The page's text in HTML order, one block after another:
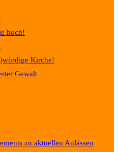
hoch!
Kirche!
Gewalt
zu aktuellen Anlässen